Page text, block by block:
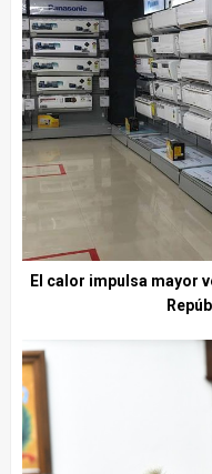
El calor impulsa mayor